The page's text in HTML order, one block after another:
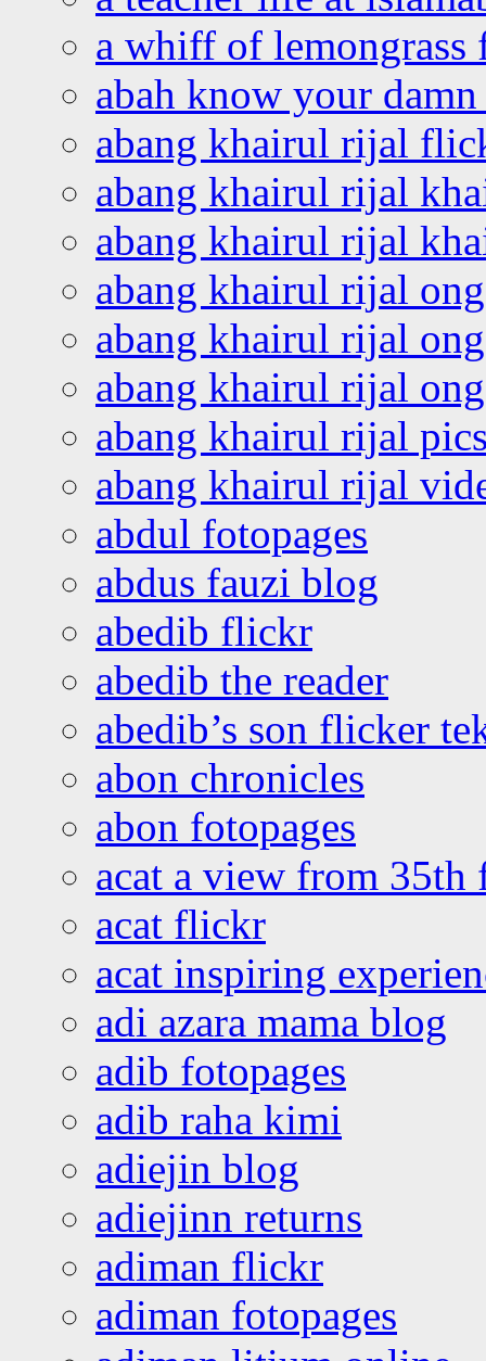
a whiff of lemongrass
abah know your
abang khairul rijal
abang khairul rijal
abang khairul rijal
abang khairul rijal
abang khairul rijal
abang khairul rijal
abang khairul rijal
abang khairul rijal
abdul fotopages
abdus fauzi blog
abedib flickr
abedib the reader
abedib’s son flicker
abon chronicles
abon fotopages
acat a view from 35th
acat flickr
acat inspiring
adi azara mama blog
adib fotopages
adib raha kimi
adiejin blog
adiejinn returns
adiman flickr
adiman fotopages